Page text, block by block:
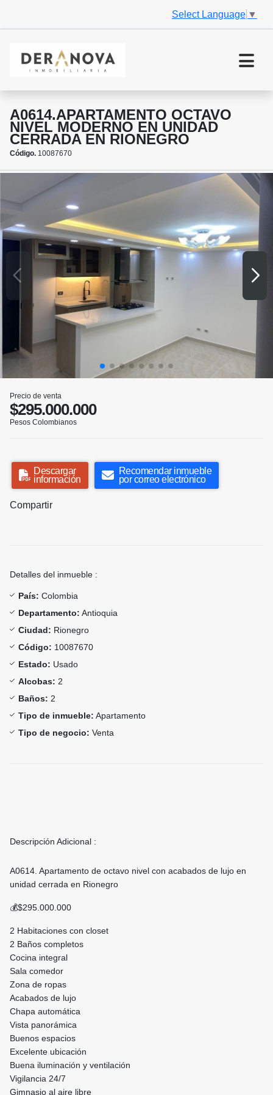
Select Language ▼
A0614.APARTAMENTO OCTAVO
NIVEL MODERNO EN UNIDAD
CERRADA EN RIONEGRO
Código. 10087670
Precio de venta
$295.000.000
Pesos Colombianos
Descargar
información
Recomendar inmueble
por correo electrónico
Compartir
Detalles del inmueble :
País: Colombia
Departamento: Antioquia
Ciudad: Rionegro
Código: 10087670
Estado: Usado
Alcobas: 2
Baños: 2
Tipo de inmueble: Apartamento
Tipo de negocio: Venta
Descripción Adicional :
A0614. Apartamento de octavo nivel con acabados de lujo en
unidad cerrada en Rionegro
💰$295.000.000
2 Habitaciones con closet
2 Baños completos
Cocina integral
Sala comedor
Zona de ropas
Acabados de lujo
Chapa automática
Vista panorámica
Buenos espacios
Excelente ubicación
Buena iluminación y ventilación
Vigilancia 24/7
Gimnasio al aire libre